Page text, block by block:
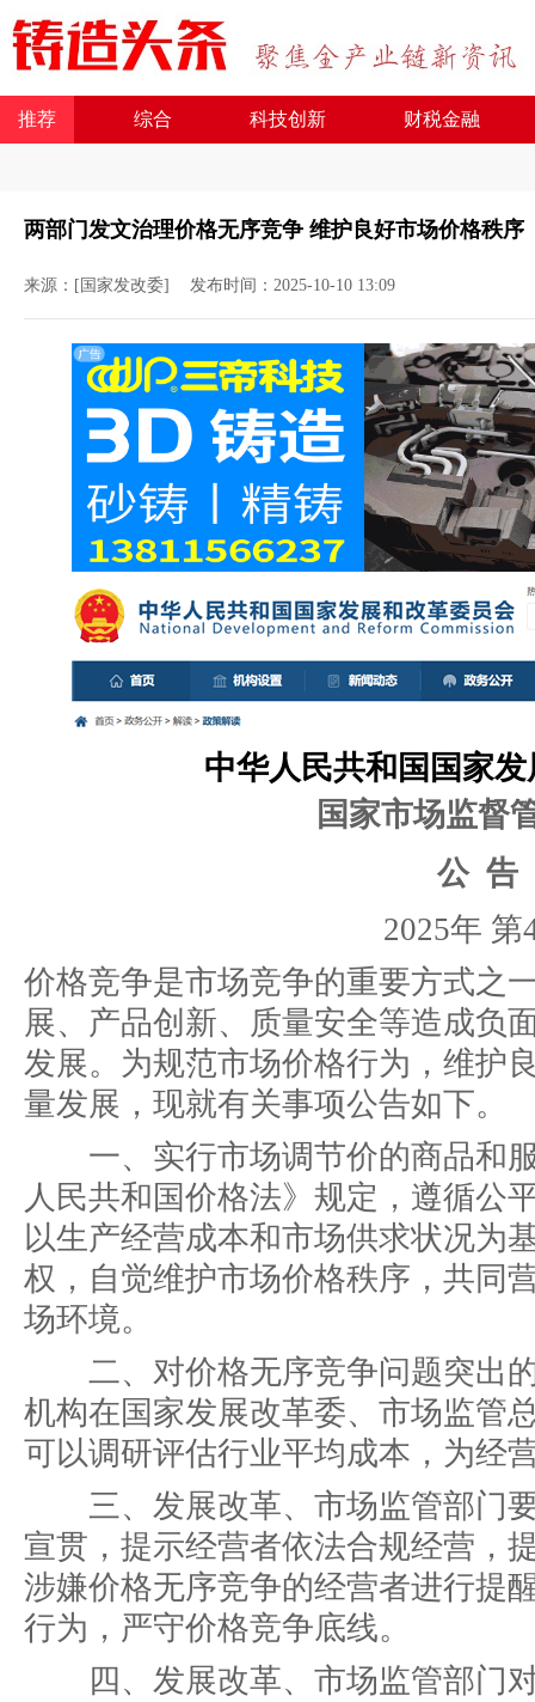
推荐 综合 科技创新 财税金融
两部门发文治理价格无序竞争 维护良好市场价格秩序
来源：[国家发改委] 发布时间：2025-10-10 13:09
中华人民共和国国家
国家市场监督
公 告
2025年 第
价格竞争是市场竞争的重要方式之
展、产品创新、质量安全等造成负
发展。为规范市场价格行为，维护
量发展，现就有关事项公告如下。
一、实行市场调节价的商品和服
人民共和国价格法》规定，遵循公
以生产经营成本和市场供求状况为
权，自觉维护市场价格秩序，共同
场环境。
二、对价格无序竞争问题突出的
机构在国家发展改革委、市场监管
可以调研评估行业平均成本，为经
三、发展改革、市场监管部门要
宣贯，提示经营者依法合规经营，
涉嫌价格无序竞争的经营者进行提
行为，严守价格竞争底线。
四、发展改革、市场监管部门对